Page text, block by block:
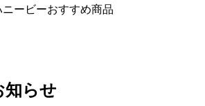
ービーおすすめ商品
知らせ